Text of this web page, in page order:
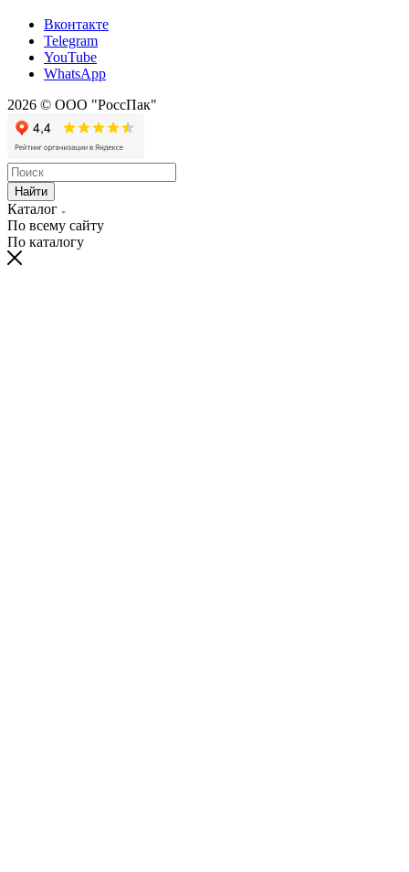
Вконтакте
Telegram
YouTube
WhatsApp
2026 © ООО "РоссПак"
Найти
Каталог
По всему сайту
По каталогу